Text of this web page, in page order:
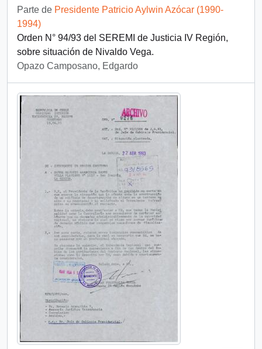
Parte de Presidente Patricio Aylwin Azócar (1990-
1994)
Orden N° 94/93 del SEREMI de Justicia IV Región,
sobre situación de Nivaldo Vega.
Opazo Camposano, Edgardo